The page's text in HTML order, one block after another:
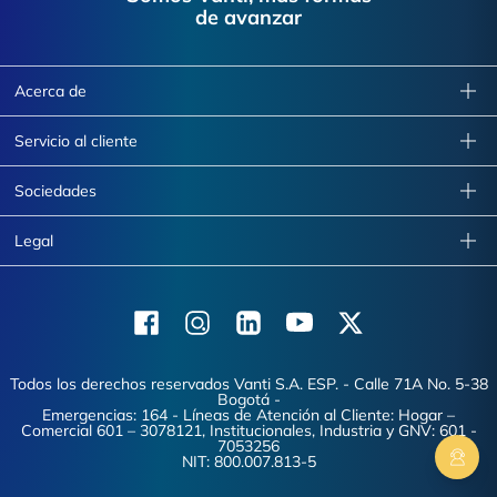
de avanzar
Acerca de
Servicio al cliente
Sociedades
Legal
FacebookInstagramLinkedinYoutubeX (Twitter)
Todos los derechos reservados Vanti S.A. ESP. - Calle 71A No. 5-38
Bogotá -
Emergencias: 164 - Líneas de Atención al Cliente: Hogar –
Comercial 601 – 3078121, Institucionales, Industria y GNV: 601 -
7053256
NIT: 800.007.813-5